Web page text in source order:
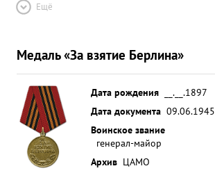
Ещё
Медаль «За взятие Берлина»
Дата рождения
__.__.1897
Дата документа 09.06.1945
Воинское звание
генерал-майор
Архив ЦАМО